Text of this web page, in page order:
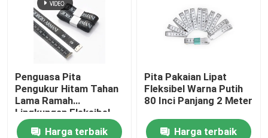
Penguasa Pita
Pengukur Hitam Tahan
Lama Ramah
Lingkungan Fleksibel
Panjang 1,5m
Harga terbaik
Pita Pakaian Lipat
Fleksibel Warna Putih
80 Inci Panjang 2 Meter
Harga terbaik